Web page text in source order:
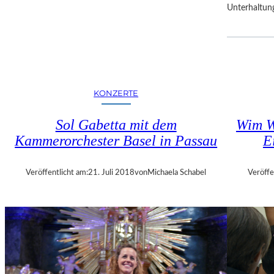
R
E
L
E
KONZERTE
Sol Gabetta mit dem
Kammerorchester Basel in Passau
Veröffentlicht am:21. Juli 2018vonMichaela Schabel
Wim